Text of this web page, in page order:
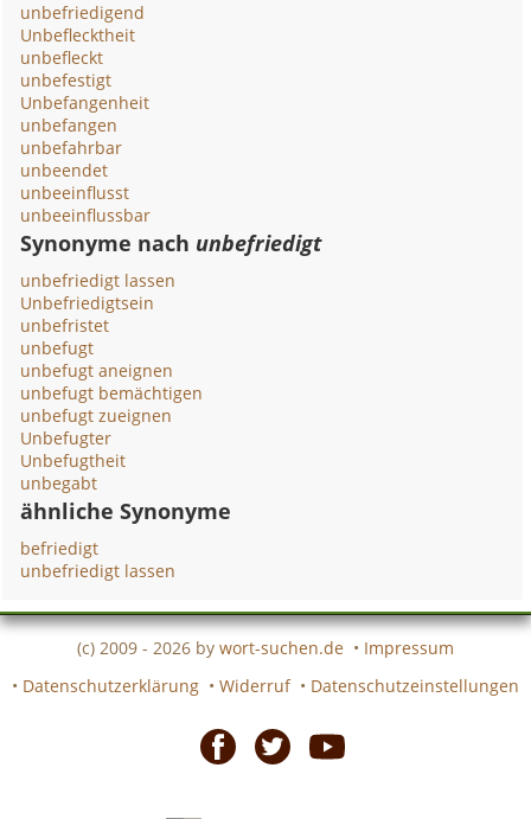
unbefriedigend
Unbeflecktheit
unbefleckt
unbefestigt
Unbefangenheit
unbefangen
unbefahrbar
unbeendet
unbeeinflusst
unbeeinflussbar
Synonyme nach unbefriedigt
unbefriedigt lassen
Unbefriedigtsein
unbefristet
unbefugt
unbefugt aneignen
unbefugt bemächtigen
unbefugt zueignen
Unbefugter
Unbefugtheit
unbegabt
ähnliche Synonyme
befriedigt
unbefriedigt lassen
(c) 2009 - 2026 by wort-suchen.de • Impressum
• Datenschutzerklärung • Widerruf • Datenschutzeinstellungen